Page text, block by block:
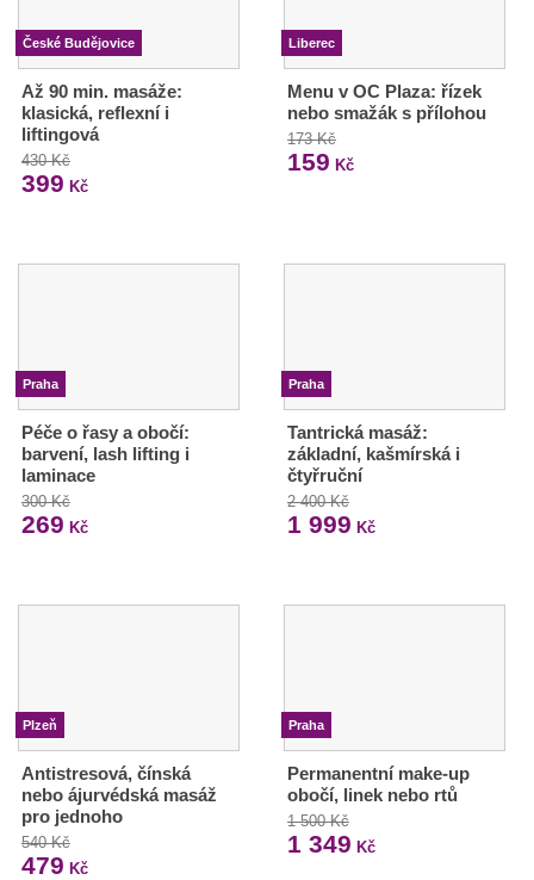
České Budějovice
Až 90 min. masáže:
klasická, reflexní i
liftingová
430 Kč
399 Kč
Liberec
Menu v OC Plaza: řízek
nebo smažák s přílohou
173 Kč
159 Kč
Praha
Péče o řasy a obočí:
barvení, lash lifting i
laminace
300 Kč
269 Kč
Praha
Tantrická masáž:
základní, kašmírská i
čtyřruční
2 400 Kč
1 999 Kč
Plzeň
Antistresová, čínská
nebo ájurvédská masáž
pro jednoho
540 Kč
479 Kč
Praha
Permanentní make-up
obočí, linek nebo rtů
1 500 Kč
1 349 Kč